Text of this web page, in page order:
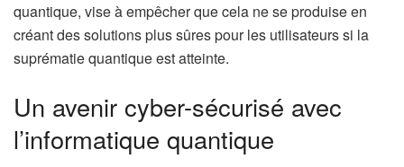
quantique, vise à empêcher que cela ne se produise en
créant des solutions plus sûres pour les utilisateurs si la
suprématie quantique est atteinte.
Un avenir cyber-sécurisé avec
l’informatique quantique